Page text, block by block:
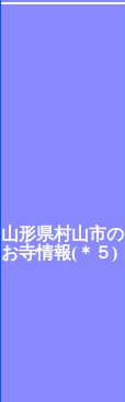
山形県村山市の
お寺情報(＊５)